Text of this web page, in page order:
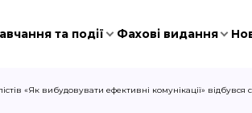
та події Фахові видання
«Як вибудовувати ефективні комунікації» відбувся